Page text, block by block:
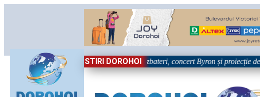
STIRI DOROHOI
primei zile la Zilele Nordului 2026: Dezbateri, concert Byron și proiecție de film